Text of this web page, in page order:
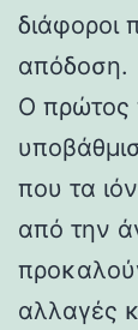
διάφοροι
απόδοση.
Ο πρώτος
που τα
από την
αλλαγές